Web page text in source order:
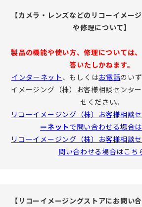
く
【カメラ・レンズなどのリコーイメー
や修理について】
製品の機能や使い方、修理については
答いたしかねます。
インターネット 、もしくはお電話のい
イメージング（株）お客様相談センタ
せください。
リコーイメージング（株）お客様相談
ーネットで問い合わせる場合
リコーイメージング（株）お客様相談
問い合わせる場合はこち
【リコーイメージングストアにお問い